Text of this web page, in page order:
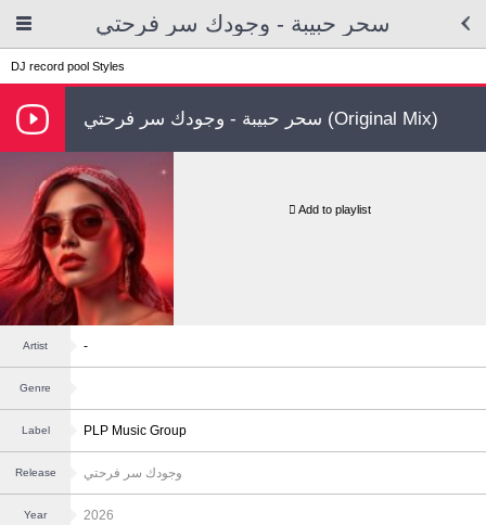
سحر حبيبة - وجودك سر فرحتي
DJ record pool Styles
سحر حبيبة - وجودك سر فرحتي (Original Mix)
Add to playlist
Artist -
Genre
Label PLP Music Group
Release وجودك سر فرحتي
Year 2026